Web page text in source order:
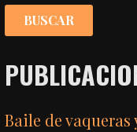
Baile de vaqueras